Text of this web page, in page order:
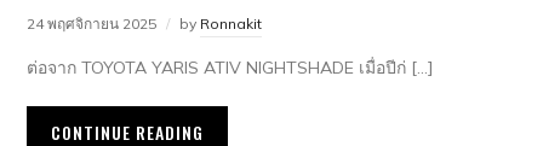
24 พฤศจิกายน 2025 by Ronnakit
ต่อจาก TOYOTA YARIS ATIV NIGHTSHADE เมื่อปีก่ […]
CONTINUE READING